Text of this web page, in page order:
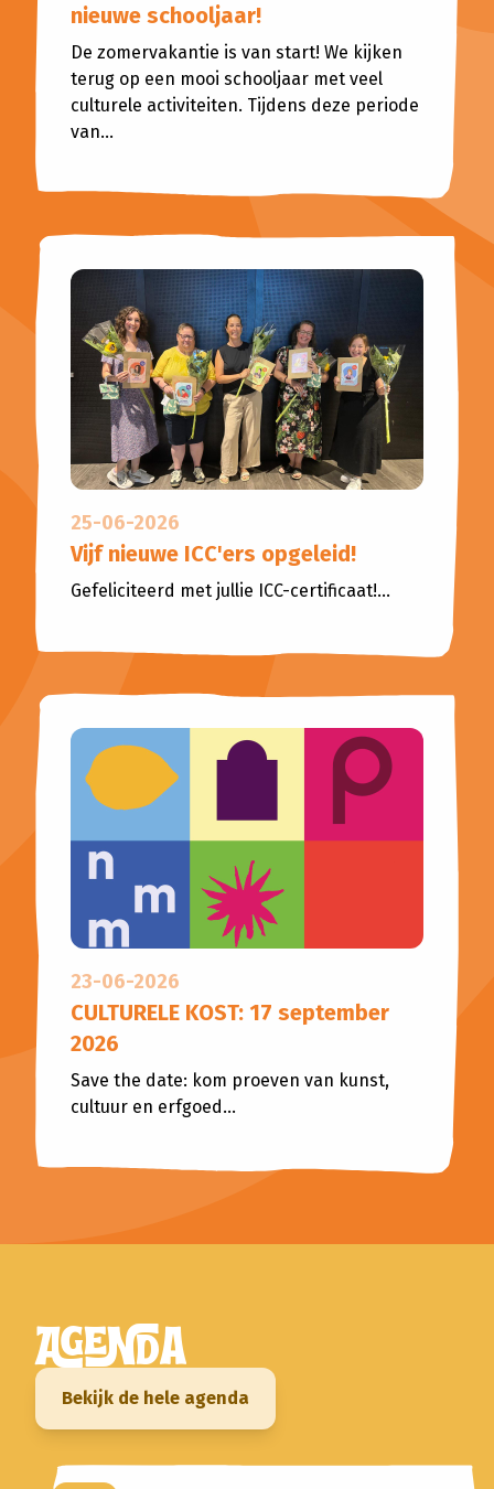
nieuwe schooljaar!
De zomervakantie is van start! We kijken
terug op een mooi schooljaar met veel
culturele activiteiten. Tijdens deze periode
van...
25-06-2026
Vijf nieuwe ICC'ers opgeleid!
Gefeliciteerd met jullie ICC-certificaat!...
23-06-2026
CULTURELE KOST: 17 september
2026
Save the date: kom proeven van kunst,
cultuur en erfgoed...
AGENDA
Bekijk de hele agenda